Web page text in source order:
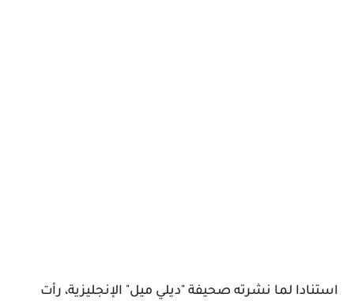
استنادا لما نشرته صحيفة "ديلي ميل" الإنجليزية، رأت